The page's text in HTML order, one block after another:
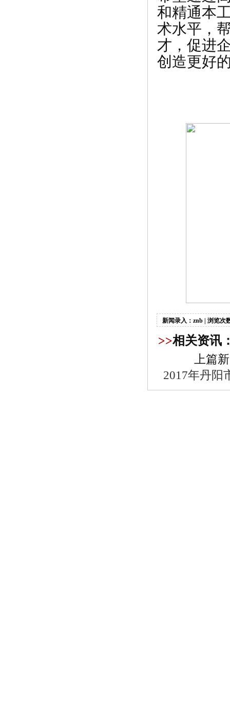
和精通本
术水平，
才，促进
创造更好
新闻录入：znb | 浏览次
>>相关资讯
上篇
2017年丹阳